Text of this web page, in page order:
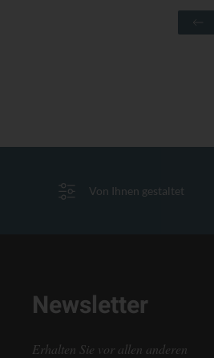
Von Ihnen gestaltet
Newsletter
Erhalten Sie vor allen anderen